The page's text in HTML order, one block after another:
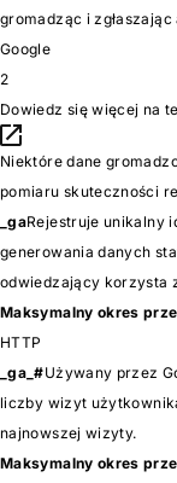
gromadząc i
Google
2
Dowiedz się więcej na
Niektóre dane
pomiaru skuteczności
_gaRejestruje unikalny
generowania danych
odwiedzający korzysta
Maksymalny okres
HTTP
_ga_#Używany przez
liczby wizyt
najnowszej wizyty.
Maksymalny okres